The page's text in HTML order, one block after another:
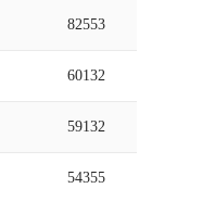
82553
60132
59132
54355